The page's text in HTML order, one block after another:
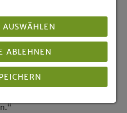
überschaubaren
sei mehr als
Fest werden Sie
Allerdings, so ihre
ja darüber
einem späteren
Schilling gab
sie die Sinne
AUSWÄHLEN
ABLEHNEN
anzeigen